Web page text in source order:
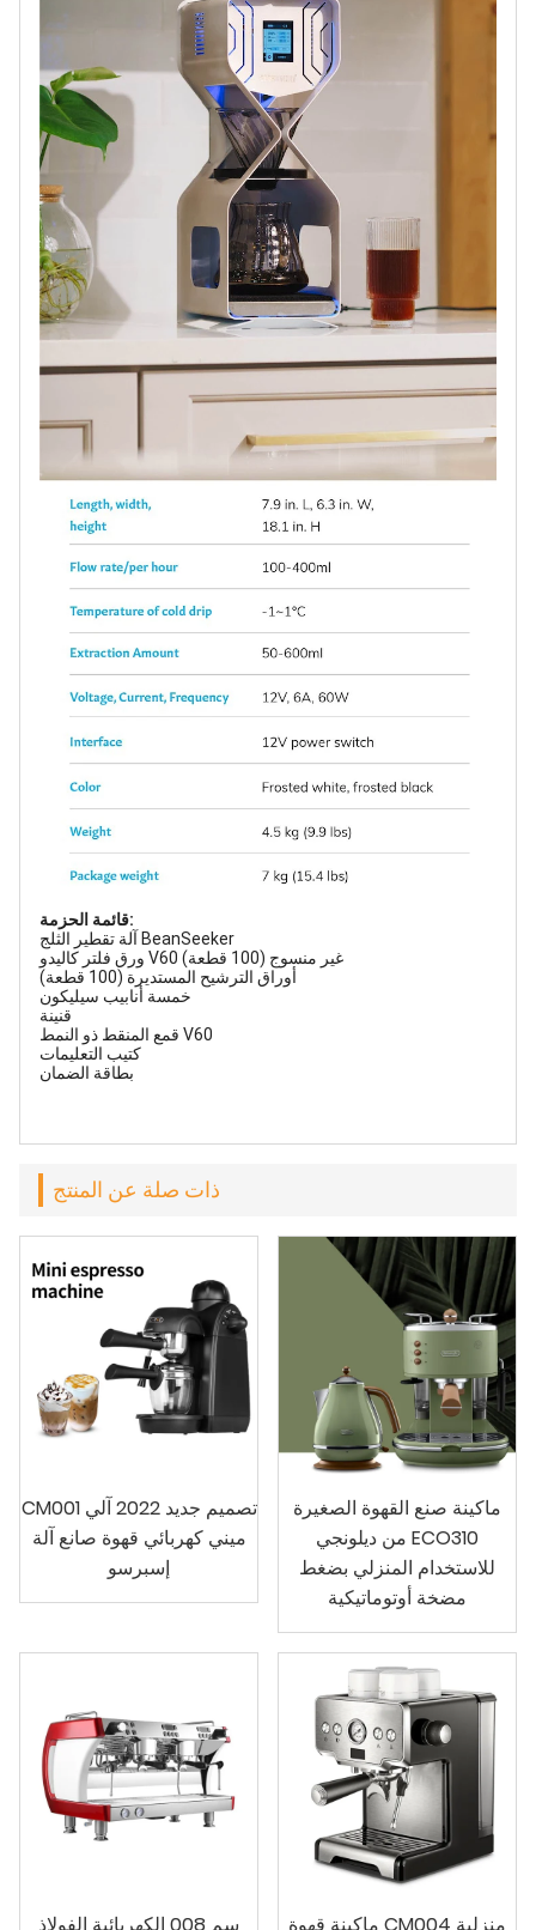
قائمة الحزمة:
آلة تقطير الثلج BeanSeeker
ورق فلتر كاليدو V60 غير منسوج (100 قطعة)
أوراق الترشيح المستديرة (100 قطعة)
خمسة أنابيب سيليكون
قنينة
قمع المنقط ذو النمط V60
كتيب التعليمات
بطاقة الضمان
ذات صلة عن المنتج
CM001 تصميم جديد 2022 آلي
ميني كهربائي قهوة صانع آلة
إسبرسو
ماكينة صنع القهوة الصغيرة
من ديلونجي ECO310
للاستخدام المنزلي بضغط
مضخة أوتوماتيكية